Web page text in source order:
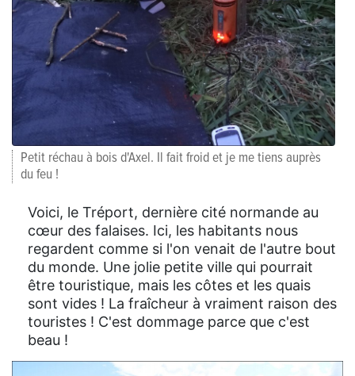
Petit réchau à bois d'Axel. Il fait froid et je me tiens auprès
du feu !
Voici, le Tréport, dernière cité normande au
cœur des falaises. Ici, les habitants nous
regardent comme si l'on venait de l'autre bout
du monde. Une jolie petite ville qui pourrait
être touristique, mais les côtes et les quais
sont vides ! La fraîcheur à vraiment raison des
touristes ! C'est dommage parce que c'est
beau !